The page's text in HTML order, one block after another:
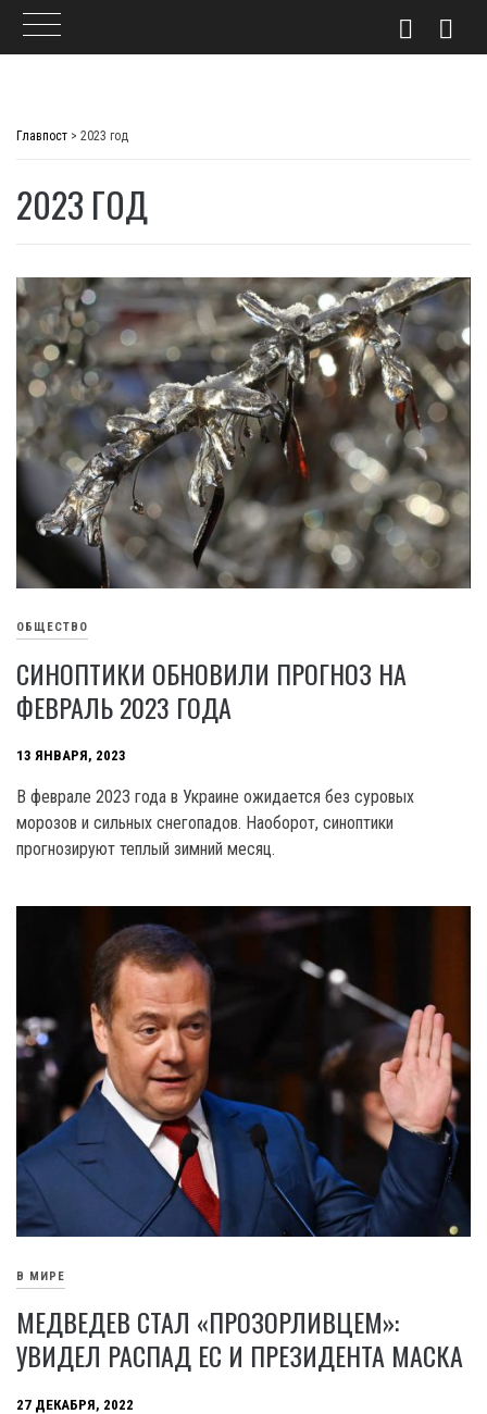
Главпост > 2023 год
2023 ГОД
ОБЩЕСТВО
СИНОПТИКИ ОБНОВИЛИ ПРОГНОЗ НА
ФЕВРАЛЬ 2023 ГОДА
13 ЯНВАРЯ, 2023
В феврале 2023 года в Украине ожидается без суровых
морозов и сильных снегопадов. Наоборот, синоптики
прогнозируют теплый зимний месяц.
В МИРЕ
МЕДВЕДЕВ СТАЛ «ПРОЗОРЛИВЦЕМ»:
УВИДЕЛ РАСПАД ЕС И ПРЕЗИДЕНТА МАСКА
27 ДЕКАБРЯ, 2022